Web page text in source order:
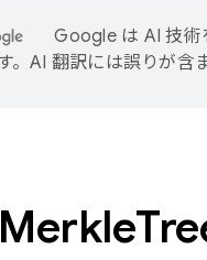
Google は AI 技術
。AI 翻訳には誤りが含
Merkle